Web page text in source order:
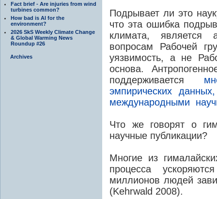
Fact brief - Are injuries from wind
turbines common?
How bad is AI for the
environment?
2026 SkS Weekly Climate Change
& Global Warming News
Roundup #26
Archives
Подрывает ли это
что эта ошибка
климата, является
вопросам Рабочей
уязвимость, а не
основа.
поддерживается
эмпирических данных,
международными
Что же говорят о
научные публикации?
Многие из
процесса
миллионов людей
(Kehrwald 2008).